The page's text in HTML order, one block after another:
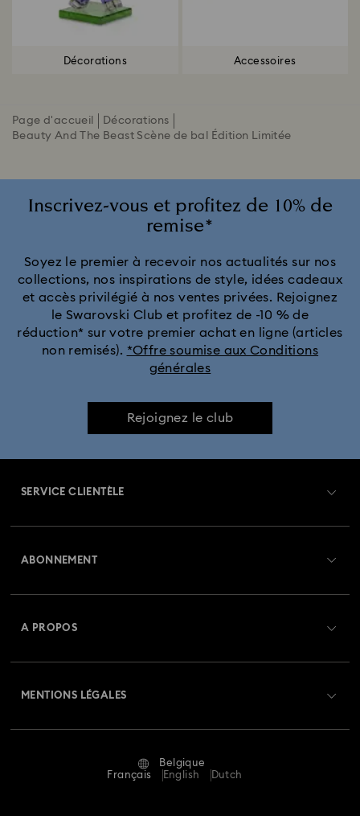
Décorations Accessoires
Page d'accueil
Décorations
Beauty And The Beast Scène de bal Édition Limitée
Inscrivez-vous et profitez de 10% de
remise*
Soyez le premier à recevoir nos actualités sur nos
collections, nos inspirations de style, idées cadeaux
et accès privilégié à nos ventes privées. Rejoignez
le Swarovski Club et profitez de -10 % de
réduction* sur votre premier achat en ligne (articles
non remisés). *Offre soumise aux Conditions
générales
Rejoignez le club
SERVICE CLIENTÈLE
Retours et échanges
Statut de réparation
ABONNEMENT
A PROPOS
MENTIONS LÉGALES
Conditions Générales
Belgique
Français
English Dutch